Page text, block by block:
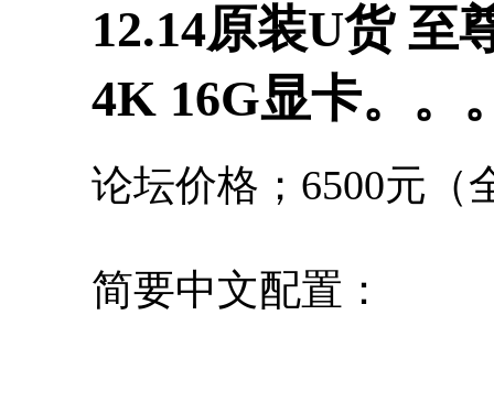
12.14原装U货 至
4K 16G显卡。。
论坛价格；6500元（
简要中文配置：